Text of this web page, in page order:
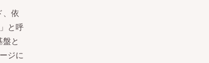
、依
と呼
と
ジに